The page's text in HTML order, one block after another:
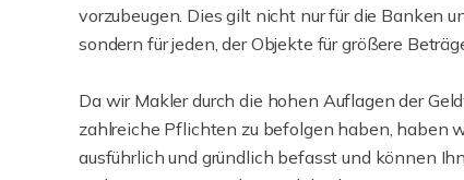
vorzubeugen. Dies gilt nicht nur für die Banken
sondern für jeden, der Objekte für größere
Da wir Makler durch die hohen Auflagen der
zahlreiche Pflichten zu befolgen haben, haben
ausführlich und gründlich befasst und können